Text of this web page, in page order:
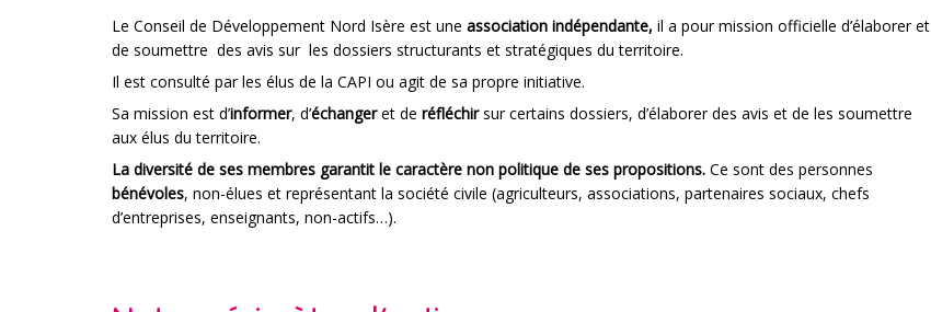
Le Conseil de Développement Nord Isère est une association indépendante, il a pour mission officielle d’élaborer et
de soumettre des avis sur les dossiers structurants et stratégiques du territoire.
Il est consulté par les élus de la CAPI ou agit de sa propre initiative.
Sa mission est d’informer, d’échangeret de réfléchirsur certains dossiers, d’élaborer des avis et de les soumettre
aux élus du territoire.
La diversité de ses membres garantit le caractère non politique de ses propositions. Ce sont des personnes
bénévoles, non-élues et représentant la société civile (agriculteurs, associations, partenaires sociaux, chefs
d’entreprises, enseignants, non-actifs…).